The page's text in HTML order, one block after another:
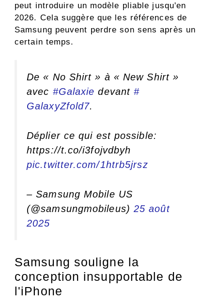
peut introduire un modèle pliable jusqu'en
2026. Cela suggère que les références de
Samsung peuvent perdre son sens après un
certain temps.
De « No Shirt » à « New Shirt »
avec #Galaxie devant#
GalaxyZfold7.
Déplier ce qui est possible:
https://t.co/i3fojvdbyh
pic.twitter.com/1htrb5jrsz
– Samsung Mobile US
(@samsungmobileus) 25 août
2025
Samsung souligne la
conception insupportable de
l'iPhone